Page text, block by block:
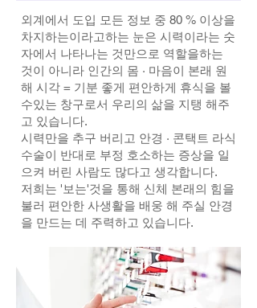
외계에서 도입 모든 정보 중 80 % 이상을
차지하는이라고하는 눈은 시력이라는 숫
자에서 나타나는 것만으로 역할을하는
것이 아니라 인간의 몸 · 마음이 본래 원
해 시각 = 기분 좋게 편안하게 휴식을 볼
수있는 창구로서 우리의 삶을 지탱 해주
고 있습니다.
시력만을 추구 버리고 안경 · 콘택트 라식
수술이 반대로 부정 호소하는 증상을 일
으켜 버린 사람도 많다고 생각합니다.
저희는 '보는'것을 통해 신체 본래의 힘을
불러 편안한 사생활을 배웅 해 주실 안경
을 만드는 데 주력하고 있습니다.